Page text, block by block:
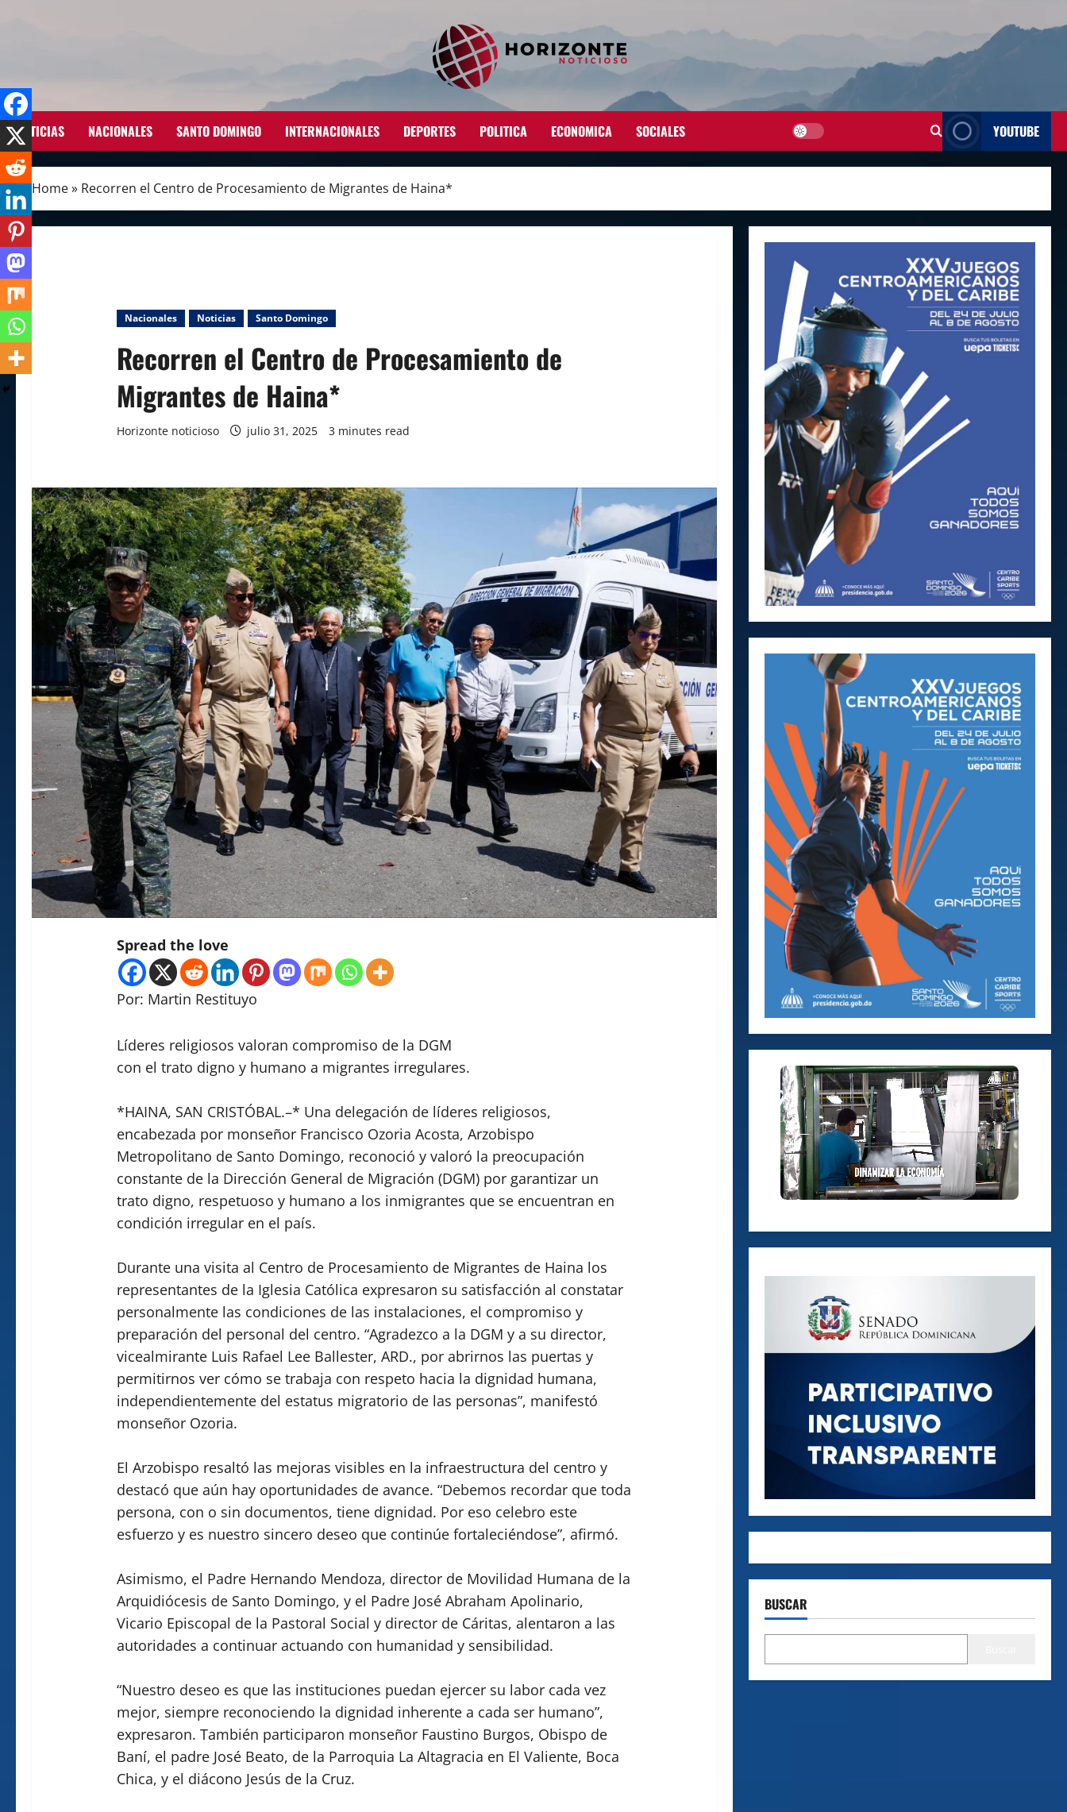
NOTICIAS NACIONALES SANTO DOMINGO INTERNACIONALES DEPORTES POLITICA ECONOMICA SOCIALES YOUTUBE
Home» Recorren el Centro de Procesamiento de Migrantes de Haina*
Nacionales Noticias Santo Domingo
Recorren el Centro de Procesamiento de
Migrantes de Haina*
Horizonte noticioso julio 31, 2025 3 minutes read
Spread the love
Por: Martin Restituyo
Líderes religiosos valoran compromiso de la DGM
con el trato digno y humano a migrantes irregulares.
*HAINA, SAN CRISTÓBAL.–* Una delegación de líderes religiosos,
encabezada por monseñor Francisco Ozoria Acosta, Arzobispo
Metropolitano de Santo Domingo, reconoció y valoró la preocupación
constante de la Dirección General de Migración (DGM) por garantizar un
trato digno, respetuoso y humano a los inmigrantes que se encuentran en
condición irregular en el país.
Durante una visita al Centro de Procesamiento de Migrantes de Haina los
representantes de la Iglesia Católica expresaron su satisfacción al constatar
personalmente las condiciones de las instalaciones, el compromiso y
preparación del personal del centro. “Agradezco a la DGM y a su director,
vicealmirante Luis Rafael Lee Ballester, ARD., por abrirnos las puertas y
permitirnos ver cómo se trabaja con respeto hacia la dignidad humana,
independientemente del estatus migratorio de las personas”, manifestó
monseñor Ozoria.
El Arzobispo resaltó las mejoras visibles en la infraestructura del centro y
destacó que aún hay oportunidades de avance. “Debemos recordar que toda
persona, con o sin documentos, tiene dignidad. Por eso celebro este
esfuerzo y es nuestro sincero deseo que continúe fortaleciéndose”, afirmó.
Asimismo, el Padre Hernando Mendoza, director de Movilidad Humana de la
Arquidiócesis de Santo Domingo, y el Padre José Abraham Apolinario,
Vicario Episcopal de la Pastoral Social y director de Cáritas, alentaron a las
autoridades a continuar actuando con humanidad y sensibilidad.
“Nuestro deseo es que las instituciones puedan ejercer su labor cada vez
mejor, siempre reconociendo la dignidad inherente a cada ser humano”,
expresaron. También participaron monseñor Faustino Burgos, Obispo de
Baní, el padre José Beato, de la Parroquia La Altagracia en El Valiente, Boca
Chica, y el diácono Jesús de la Cruz.
BUSCAR